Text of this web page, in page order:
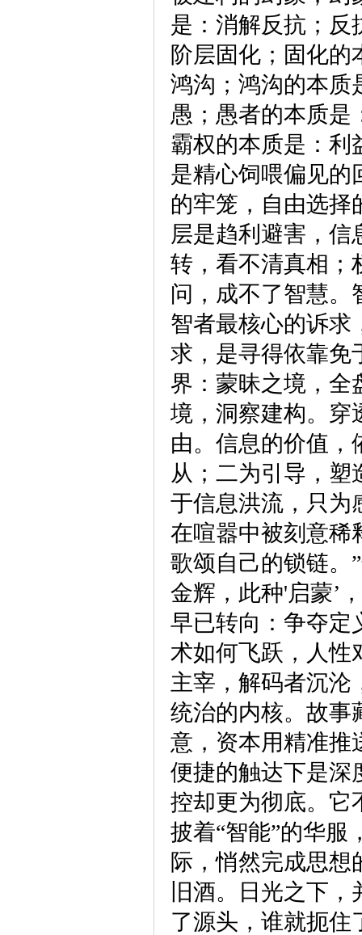
是：消解反抗；反
阶层固化；固化的
鸿沟；鸿沟的本质
愚；愚者的本质是
霸权的本质是：利
是精心饲喂偏见的
的牢笼，自由选择
层是趋利避害，信
转，看不清真相；
问，成不了智慧。
智者最核心的诉求
求，是寻得依靠免
界：蒙昧之境，全
境，洞察建构。穿
由。信息的价值，
从；二为引导，塑
于信息洪流，只为
在喧嚣中被刻意稀
歌颂自己的锁链。
金辉，此种'启蒙’
早已转向：争夺定
术如何飞跃，人性
主宰，解码者沉沦
统治的内核。故事
意，资本用精准推
便捷的触达下是深
控却更为彻底。它
披着“智能”的华服
际，悄然完成思想
旧酒。日光之下
了源头，谁就扼住